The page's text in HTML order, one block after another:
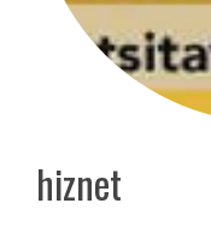
hiznet